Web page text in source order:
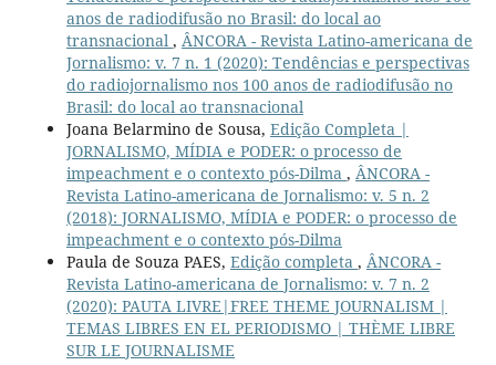
anos de radiodifusão no Brasil: do local ao
transnacional , ÂNCORA - Revista Latino-americana de
Jornalismo: v. 7 n. 1 (2020): Tendências e perspectivas
do radiojornalismo nos 100 anos de radiodifusão no
Brasil: do local ao transnacional
Joana Belarmino de Sousa, Edição Completa |
JORNALISMO, MÍDIA e PODER: o processo de
impeachment e o contexto pós-Dilma , ÂNCORA -
Revista Latino-americana de Jornalismo: v. 5 n. 2
(2018): JORNALISMO, MÍDIA e PODER: o processo de
impeachment e o contexto pós-Dilma
Paula de Souza PAES, Edição completa , ÂNCORA -
Revista Latino-americana de Jornalismo: v. 7 n. 2
(2020): PAUTA LIVRE|FREE THEME JOURNALISM |
TEMAS LIBRES EN EL PERIODISMO | THÈME LIBRE
SUR LE JOURNALISME